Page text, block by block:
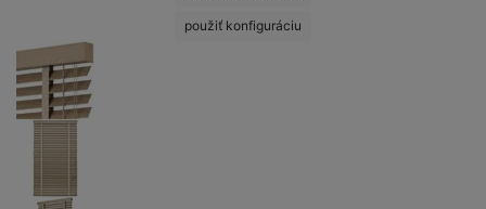
použiť konfiguráciu